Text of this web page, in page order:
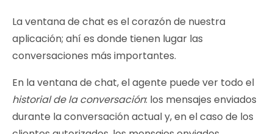
La ventana de chat es el corazón de nuestra
aplicación; ahí es donde tienen lugar las
conversaciones más importantes.
En la ventana de chat, el agente puede ver todo el
historial de la conversación: los mensajes enviados
durante la conversación actual y, en el caso de los